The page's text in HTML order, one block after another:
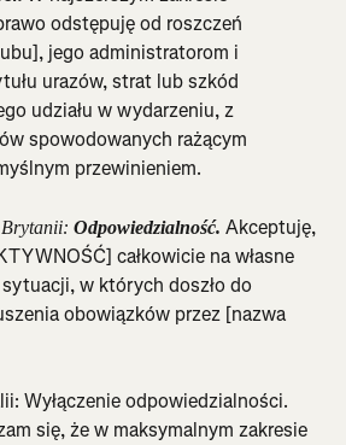
odstępuję od roszczeń
jego administratorom i
urazów, strat lub szkód
udziału w wydarzeniu, z
spowodowanych rażącym
przewinieniem.
Brytanii: Odpowiedzialność. Akceptuję,
całkowicie na własne
w których doszło do
obowiązków przez [nazwa
Wyłączenie odpowiedzialności.
się, że w maksymalnym zakresie